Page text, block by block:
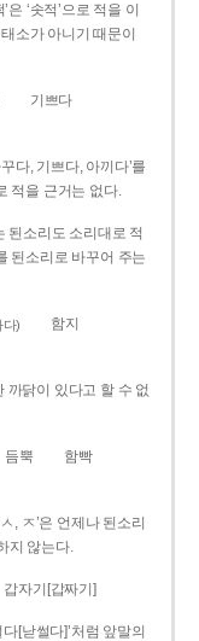
‘솟적’으로 적을 이
소가 아니기 때문이
기쁘다
다, 기쁘다, 아끼다’를
적을 근거는 없다.
된소리도 소리대로 적
된소리로 바꾸어 주는
다)
함지
까닭이 있다고 할 수 없
듬뿍
함빡
, ㅈ’은 언제나 된소리
지 않는다.
갑자기[갑짜기]
다[낟썰다]’처럼 앞말의